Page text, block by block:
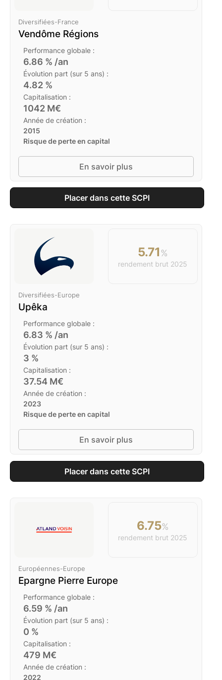
Diversifiées-France
Vendôme Régions
Performance globale :
6.86 % /an
Évolution part (sur 5 ans) :
4.82 %
Capitalisation :
1042 M€
Année de création :
2015
Risque de perte en capital
En savoir plus
Placer dans cette SCPI
5.71%
rendement brut 2025
Diversifiées-Europe
Upêka
Performance globale :
6.83 % /an
Évolution part (sur 5 ans) :
3 %
Capitalisation :
37.54 M€
Année de création :
2023
Risque de perte en capital
En savoir plus
Placer dans cette SCPI
6.75%
rendement brut 2025
Européennes-Europe
Epargne Pierre Europe
Performance globale :
6.59 % /an
Évolution part (sur 5 ans) :
0 %
Capitalisation :
479 M€
Année de création :
2022